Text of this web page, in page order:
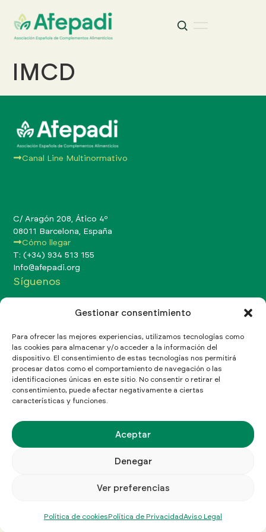
Gestionar consentimiento
Para ofrecer las mejores experiencias, utilizamos tecnologías como
las cookies para almacenar y/o acceder a la información del
dispositivo. El consentimiento de estas tecnologías nos permitirá
procesar datos como el comportamiento de navegación o las
identificaciones únicas en este sitio. No consentir o retirar el
consentimiento, puede afectar negativamente a ciertas
características y funciones.
Aceptar
Denegar
Ver preferencias
Política de cookiesPolítica de PrivacidadAviso Legal
Buscar
IMCD
Canal Line Multinormativo
Síguenos
C/ Aragón 208, Ático 4º
08011 Barcelona, España
Cómo llegar
T: (+34) 934 513 155
Info@afepadi.org
Aviso Legal Política de Privacidad Política de cookies
©Copyright 2026 Afepadi